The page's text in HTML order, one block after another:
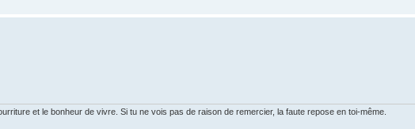
et le bonheur de vivre. Si tu ne vois pas de raison de remercier, la faute repose en toi-même.